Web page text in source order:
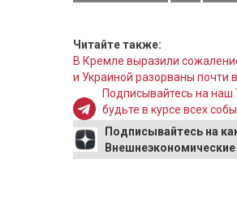
Читайте также:
В Кремле выразили
и Украиной разорваны почти
Подписывайтесь на наш
будьте в курсе всех
Подписывайтесь на
Внешнеэкономические